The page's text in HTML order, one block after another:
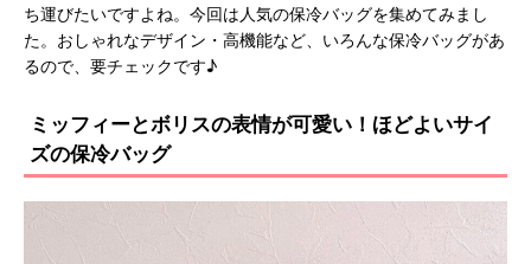
ち運びたいですよね。今回は人気の保冷バッグを集めてみまし
た。おしゃれなデザイン・高機能など、いろんな保冷バッグがあ
るので、要チェックです♪
ミッフィーとボリスの表情が可愛い！ほどよいサイ
ズの保冷バッグ